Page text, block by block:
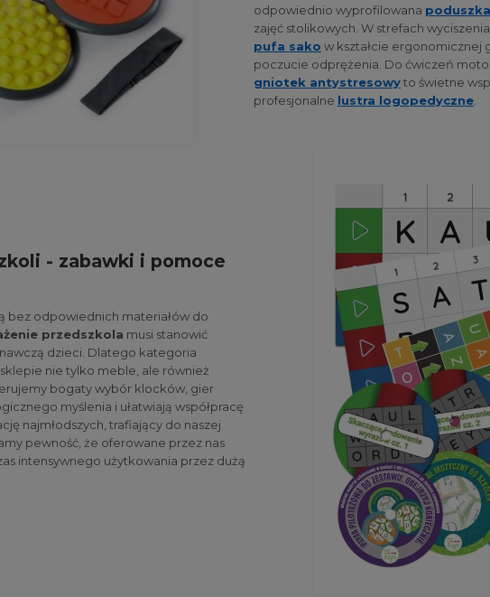
odpowiednio wyprofilowana
zajęć stolikowych. W strefach
pufa sako w kształcie ergonomicznej
poczucie odprężenia. Do ćwiczeń
gniotek antystresowyto świetne
profesjonalne lustra logopedyczne
- zabawki i pomoce
bez odpowiednich materiałów do
przedszkola musi stanowić
dzieci. Dlatego kategoria
nie tylko meble, ale również
bogaty wybór klocków, gier
myślenia i ułatwiają współpracę
najmłodszych, trafiający do naszej
pewność, że oferowane przez nas
intensywnego użytkowania przez dużą